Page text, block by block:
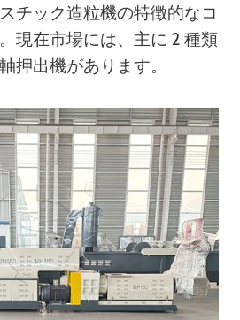
チック造粒機の特徴的なコ
現在市場には、主に 2 種類
押出機があります。